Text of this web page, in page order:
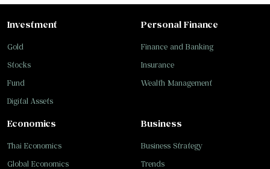
Investment
Gold
Stocks
Fund
Digital Assets
Personal Finance
Finance and Banking
Insurance
Wealth Management
Business
Business Strategy
Trends
Economics
Thai Economics
Global Economics